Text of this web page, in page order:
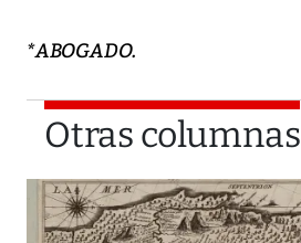
*ABOGADO.
Otras columnas